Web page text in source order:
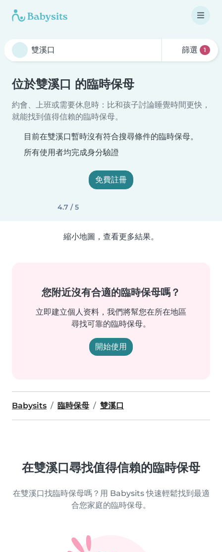
篩選 1
位於雙溪口 的臨時保母
約會、上班或需要休息時：比和孩子討論睡覺時間更快，
就能找到值得信賴的臨時保母。
目前在雙溪口暫時沒有符合搜尋條件的臨時保母。
所有使用者均完成身分驗證
免費註冊
4.7 / 5
縮小地圖，查看更多結果。
您附近沒有合適的臨時保母嗎？
立即建立個人资料，我們將幫您在所在地區
尋找可靠的臨時保母。
開始使用
Babysits 臨時保母 雙溪口
在雙溪口尋找值得信賴的臨時保母
在雙溪口找臨時保母嗎？用 Babysits 快速輕鬆找到最適
合您家庭的臨時保母。